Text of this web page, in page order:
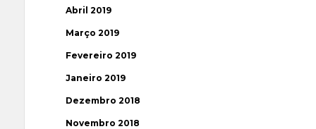
Abril 2019
Março 2019
Fevereiro 2019
Janeiro 2019
Dezembro 2018
Novembro 2018